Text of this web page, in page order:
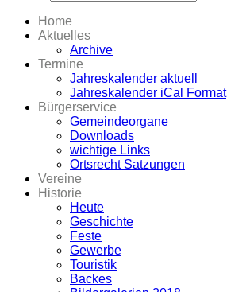
Home
Aktuelles
Archive
Termine
Jahreskalender aktuell
Jahreskalender iCal Format
Bürgerservice
Gemeindeorgane
Downloads
wichtige Links
Ortsrecht Satzungen
Vereine
Historie
Heute
Geschichte
Feste
Gewerbe
Touristik
Backes